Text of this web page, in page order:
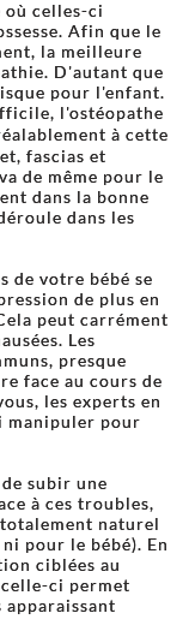
où celles-ci
Afin que le
la meilleure
D'autant que
pour l'enfant.
l'ostéopathe
à cette
fascias et
de même pour le
dans la bonne
dans les
de votre bébé se
de plus en
peut carrément
Les
presque
face au cours de
les experts en
manipuler pour
subir une
à ces troubles,
naturel
pour le bébé). En
ciblées au
celle-ci permet
apparaissant